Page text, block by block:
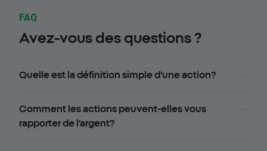
FAQ
Avez-vous des questions ?
Quelle est la définition simple d'une action?
Comment les actions peuvent-elles vous
rapporter de l'argent?